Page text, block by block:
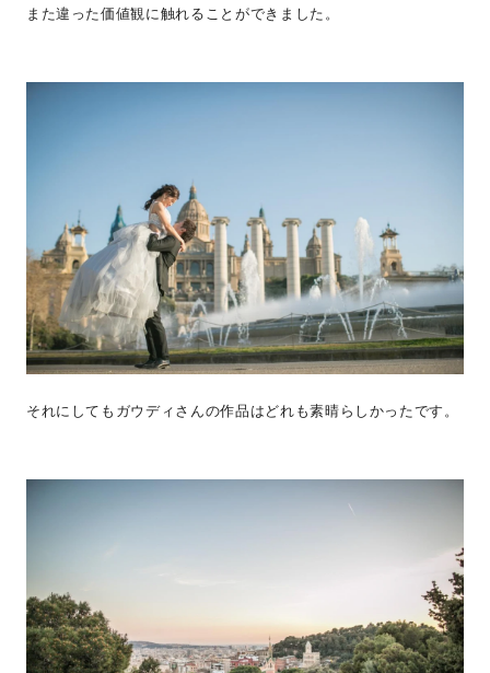
また違った価値観に触れることができました。
それにしてもガウディさんの作品はどれも素晴らしかったです。